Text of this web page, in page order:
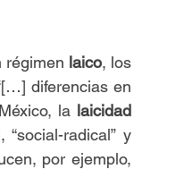
régimen laico, los
diferencias en
la laicidad
radical” y
por ejemplo,